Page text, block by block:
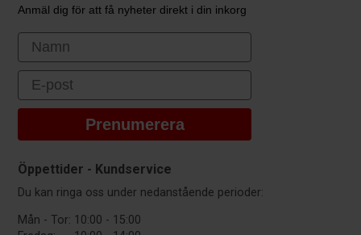
Anmäl dig för att få nyheter direkt i din inkorg
First Name
Email
Prenumerera
Öppettider - Kundservice
Du kan ringa oss under nedanstående perioder:
Mån - Tor: 10:00 - 15:00